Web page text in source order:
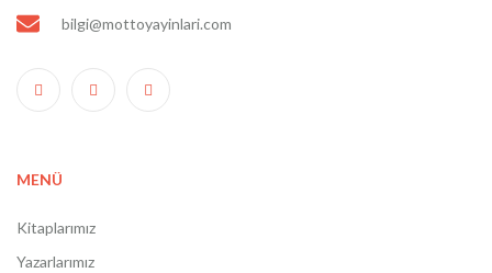
bilgi@mottoyayinlari.com
MENÜ
Kitaplarımız
Yazarlarımız